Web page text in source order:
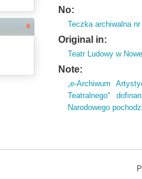
No:
Teczka archiwalna
Original in:
Teatr Ludowy w
Note:
„e-Archiwum
Teatralnego"
Narodowego